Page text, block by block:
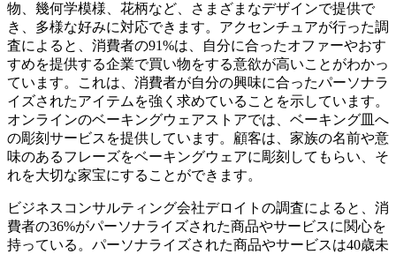
物、幾何学模様、花柄など、さまざまなデザインで提供で
き、多様な好みに対応できます。アクセンチュアが行った調
査によると、消費者の91%は、自分に合ったオファーやおす
すめを提供する企業で買い物をする意欲が高いことがわかっ
ています。これは、消費者が自分の興味に合ったパーソナラ
イズされたアイテムを強く求めていることを示しています。
オンラインのベーキングウェアストアでは、ベーキング皿へ
の彫刻サービスを提供しています。顧客は、家族の名前や意
味のあるフレーズをベーキングウェアに彫刻してもらい、そ
れを大切な家宝にすることができます。
ビジネスコンサルティング会社デロイトの調査によると、消
費者の36%がパーソナライズされた商品やサービスに関心を
持っている。パーソナライズされた商品やサービスは40歳未